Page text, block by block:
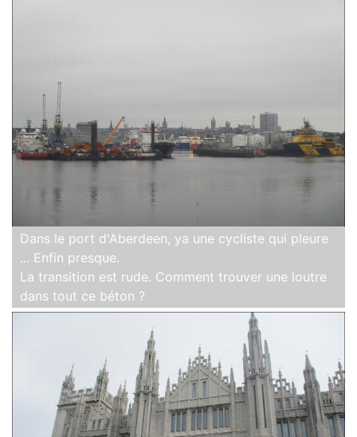
Dans le port d'Aberdeen, ya une cycliste qui pleure
... Enfin presque.
La transition est rude. Comment trouver une loutre
dans tout ce béton ?